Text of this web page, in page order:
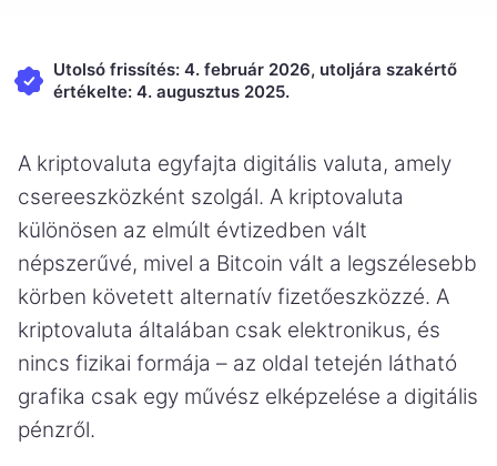
Utolsó frissítés: 4. február 2026, utoljára szakértő
értékelte: 4. augusztus 2025.
A kriptovaluta egyfajta digitális valuta, amely
csereeszközként szolgál. A kriptovaluta
különösen az elmúlt évtizedben vált
népszerűvé, mivel a Bitcoin vált a legszélesebb
körben követett alternatív fizetőeszközzé. A
kriptovaluta általában csak elektronikus, és
nincs fizikai formája – az oldal tetején látható
grafika csak egy művész elképzelése a digitális
pénzről.